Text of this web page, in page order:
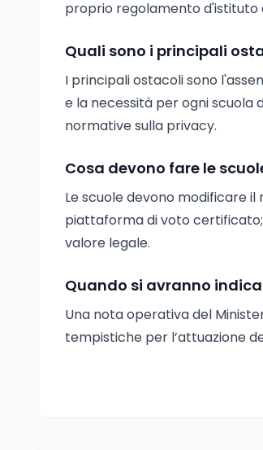
proprio regolamento d'istituto
Quali sono i principali
I principali ostacoli sono
e la necessità per ogni
normative sulla privacy.
Cosa devono fare le
Le scuole devono modificare
piattaforma di voto certificato;
valore legale.
Quando si avranno
Una nota operativa del
tempistiche per l’attuazione